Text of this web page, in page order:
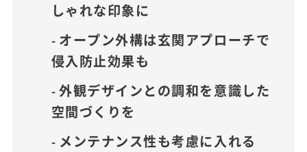
しゃれな印象に
オープン外構は玄関アプローチで
侵入防止効果も
外観デザインとの調和を意識した
空間づくりを
メンテナンス性も考慮に入れる